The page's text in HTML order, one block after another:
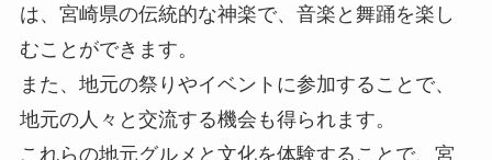
は、宮崎県の伝統的な神楽で、音楽と舞踊を楽し
むことができます。
また、地元の祭りやイベントに参加することで、
地元の人々と交流する機会も得られます。
これらの地元グルメと文化を体験することで、宮